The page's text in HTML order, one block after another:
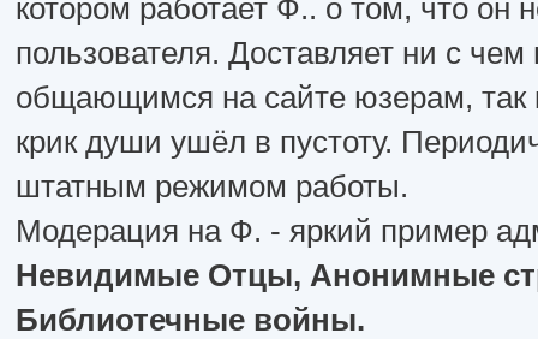
котором работает Ф.. о том, что он
пользователя. Доставляет ни с
общающимся на сайте юзерам, так
крик души ушёл в пустоту.
штатным режимом работы.
Модерация на Ф. - яркий пример
Невидимые Отцы, Анонимные
Библиотечные войны.